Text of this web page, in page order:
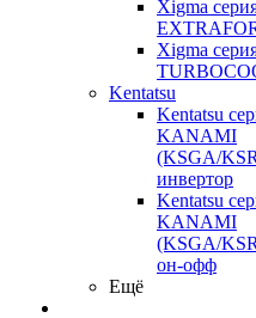
Xigma
Xigma
Kentatsu
Kentatsu
KANAMI
(KSGA/
инвертор
Kentatsu
KANAMI
(KSGA/
он-офф
Ещё